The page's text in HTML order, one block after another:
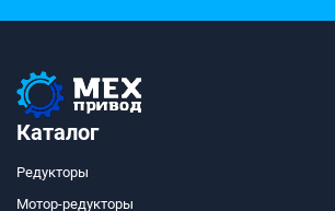
Каталог
Редукторы
Мотор-редукторы